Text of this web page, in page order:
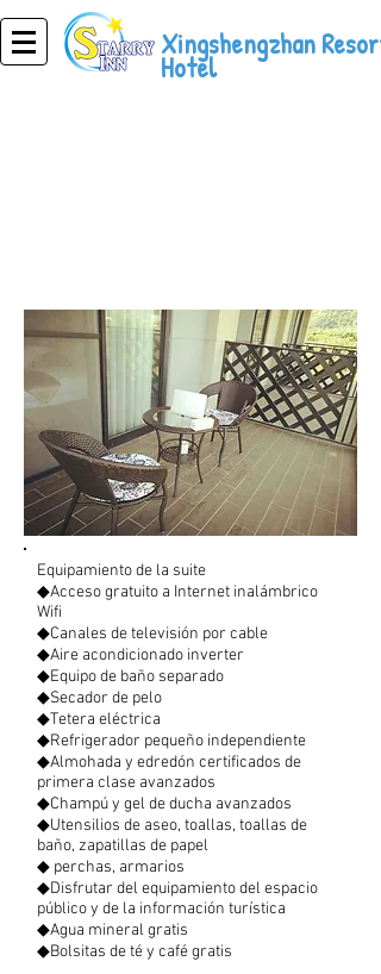
Xingshengzhan Resort
Hotel
Equipamiento de la suite
◆Acceso gratuito a Internet inalámbrico
Wifi
◆Canales de televisión por cable
◆Aire acondicionado inverter
◆Equipo de baño separado
◆Secador de pelo
◆Tetera eléctrica
◆Refrigerador pequeño independiente
◆Almohada y edredón certificados de
primera clase avanzados
◆Champú y gel de ducha avanzados
◆Utensilios de aseo, toallas, toallas de
baño, zapatillas de papel
◆ perchas, armarios
◆Disfrutar del equipamiento del espacio
público y de la información turística
◆Agua mineral gratis
◆Bolsitas de té y café gratis